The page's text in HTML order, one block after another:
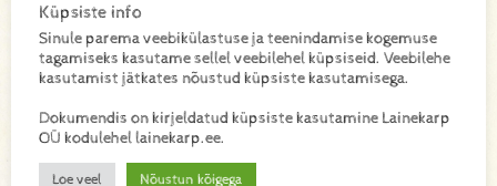
Lisa toode päringukorvi
Lisainfo
Küpsiste info
Sinule parema veebikülastuse ja teenindamise kogemuse
tagamiseks kasutame sellel veebilehel küpsiseid. Veebilehe
kasutamist jätkates nõustud küpsiste kasutamisega.
Dokumendis on kirjeldatud küpsiste kasutamine Lainekarp
OÜ kodulehel lainekarp.ee.
Loe veel Nõustun kõigega